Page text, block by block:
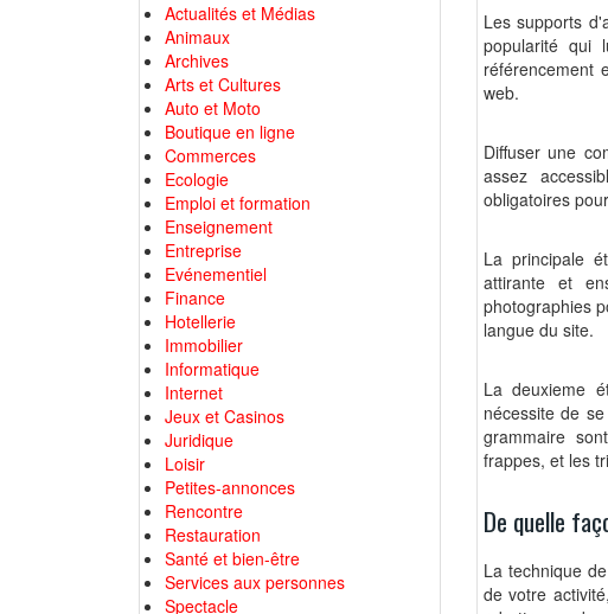
Actualités et Médias
Animaux
Archives
Arts et Cultures
Auto et Moto
Boutique en ligne
Commerces
Ecologie
Emploi et formation
Enseignement
Entreprise
Evénementiel
Finance
Hotellerie
Immobilier
Informatique
Internet
Jeux et Casinos
Juridique
Loisir
Petites-annonces
Rencontre
Restauration
Santé et bien-être
Services aux personnes
Spectacle
Les supports
popularité qui
référencement
web.
Diffuser une
assez
obligatoires
La principale
attirante et
photographies
langue du site.
La deuxieme
nécessite de
grammaire
frappes, et les
De quelle
La technique
de votre